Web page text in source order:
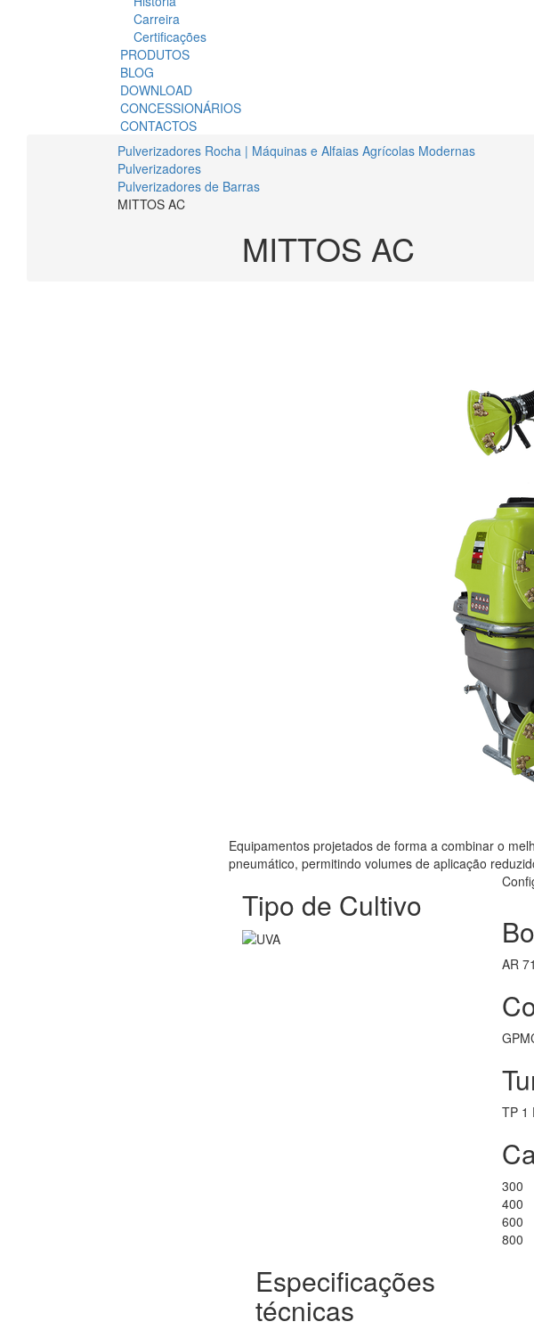
Carreira
Certificações
PRODUTOS
BLOG
DOWNLOAD
CONCESSIONÁRIOS
CONTACTOS
Pulverizadores Rocha | Máquinas e Alfaias Agrícolas Modernas
Pulverizadores
Pulverizadores de Barras
MITTOS AC
MITTOS AC
Equipamentos projetados de forma a combinar o
pneumático, permitindo volumes de aplicação
Tipo de Cultivo
AR
TP 1
300
400
600
800
Especificações
técnicas